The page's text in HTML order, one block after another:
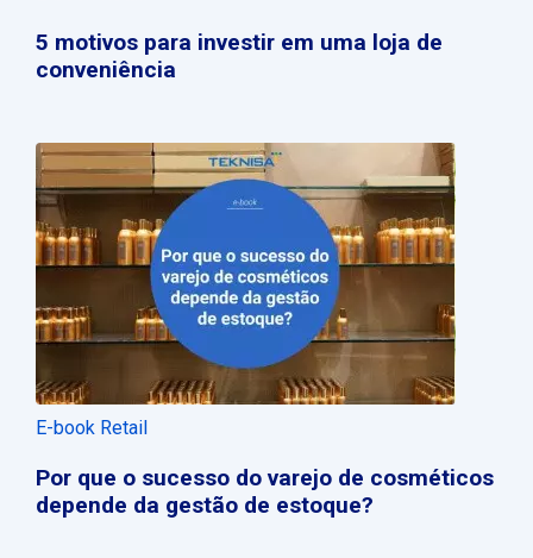
5 motivos para investir em uma loja de
conveniência
E-book Retail
Por que o sucesso do varejo de cosméticos
depende da gestão de estoque?